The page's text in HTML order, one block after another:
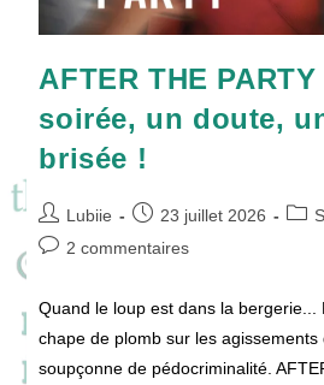
AFTER THE
soirée, un doute,
brisée !
Auteur/autrice
de
Lubiie
Publication
publiée :
23 juillet 2026
Post
Commentaires
publication :
2 commentaires
Quand le loup est dans la bergerie...
chape de plomb sur les
soupçonne de pédocriminalité.